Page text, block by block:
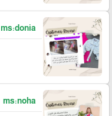
ms:donia
ms:noha